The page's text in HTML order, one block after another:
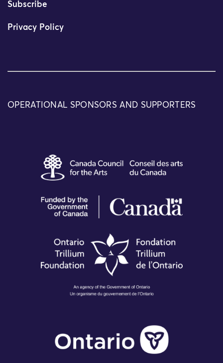
Subscribe
Privacy Policy
OPERATIONAL SPONSORS AND SUPPORTERS